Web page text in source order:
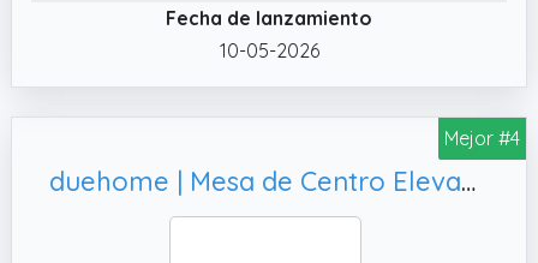
✔️ ESTRUCTURA: Fabricada con estructura
metálica resistente y base sólida que
✔️ DIMENSIONES: Medidas del tablero
Fecha de lanzamiento
10-05-2026
Mejor #4
duehome | Mesa de Centro Elevable, Medidas: 102 cm (Largo) x 50 cm (Ancho) x 43-54 cm (Alto)